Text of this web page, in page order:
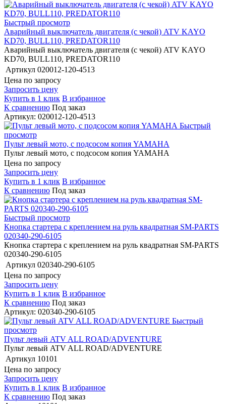
Быстрый просмотр
Аварийный выключатель двигателя (с чекой) ATV KAYO
KD70, BULL110, PREDATOR110
Аварийный выключатель двигателя (с чекой) ATV KAYO
KD70, BULL110, PREDATOR110
Артикул 020012-120-4513
Цена по запросу
Запросить цену
Купить в 1 клик В избранное
К сравнению Под заказ
Артикул: 020012-120-4513
Быстрый
просмотр
Пульт левый мото, с подсосом копия YAMAHA
Пульт левый мото, с подсосом копия YAMAHA
Цена по запросу
Запросить цену
Купить в 1 клик В избранное
К сравнению Под заказ
Быстрый просмотр
Кнопка стартера с креплением на руль квадратная SM-PARTS
020340-290-6105
Кнопка стартера с креплением на руль квадратная SM-PARTS
020340-290-6105
Артикул 020340-290-6105
Цена по запросу
Запросить цену
Купить в 1 клик В избранное
К сравнению Под заказ
Артикул: 020340-290-6105
Быстрый
просмотр
Пульт левый ATV ALL ROAD/ADVENTURE
Пульт левый ATV ALL ROAD/ADVENTURE
Артикул 10101
Цена по запросу
Запросить цену
Купить в 1 клик В избранное
К сравнению Под заказ